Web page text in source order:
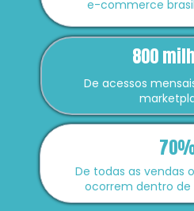
800
e-commerce
De todas as vendas
ocorrem dentro
De acessos